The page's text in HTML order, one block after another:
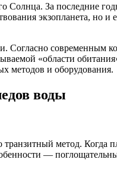
За последние
экзопланета, но
Согласно современным
«области
методов и оборудования.
воды
метод. Когда
—